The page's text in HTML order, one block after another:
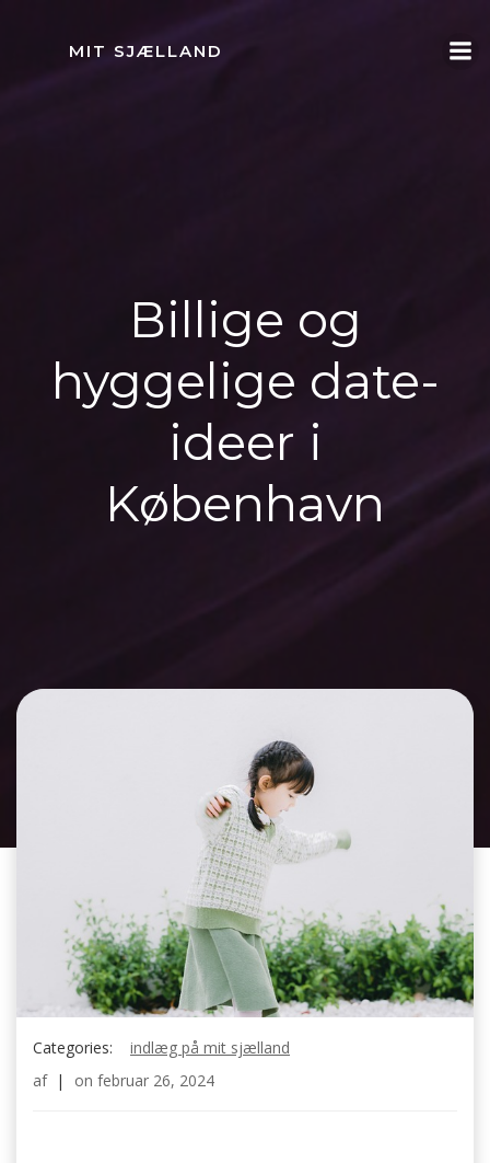
MIT SJÆLLAND
Billige og
hyggelige date-
ideer i
København
Categories:
indlæg på mit sjælland
af | on februar 26, 2024